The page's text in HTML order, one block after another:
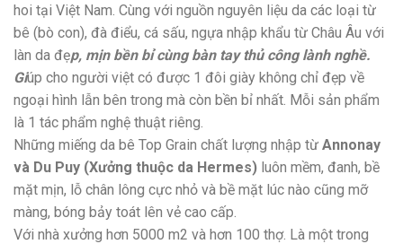
hoi tại Việt Nam. Cùng với nguồn nguyên liệu da các loại từ
bê (bò con), đà điểu, cá sấu, ngựa nhập khẩu từ Châu Âu với
làn da đẹp, mịn bền bỉ cùng bàn tay thủ công lành nghề.
Giúp cho người việt có được 1 đôi giày không chỉ đẹp về
ngoại hình lẫn bên trong mà còn bền bỉ nhất. Mỗi sản phẩm
là 1 tác phẩm nghệ thuật riêng.
Những miếng da bê Top Grain chất lượng nhập từ Annonay
và Du Puy (Xưởng thuộc da Hermes) luôn mềm, đanh, bề
mặt mịn, lỗ chân lông cực nhỏ và bề mặt lúc nào cũng mỡ
màng, bóng bảy toát lên vẻ cao cấp.
Với nhà xưởng hơn 5000 m2 và hơn 100 thợ. Là một trong